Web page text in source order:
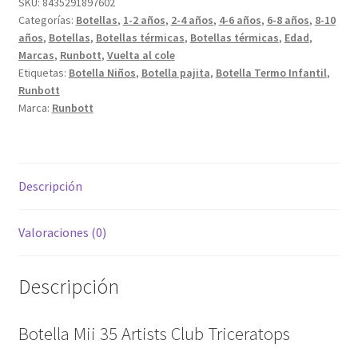
Categorías: Botellas, 1-2 años, 2-4 años, 4-6 años, 6-8 años, 8-10
años, Botellas, Botellas térmicas, Botellas térmicas, Edad,
Marcas, Runbott, Vuelta al cole
Etiquetas: Botella Niños, Botella pajita, Botella Termo Infantil,
Runbott
Marca: Runbott
Descripción
Valoraciones (0)
Descripción
Botella Mii 35 Artists Club Triceratops